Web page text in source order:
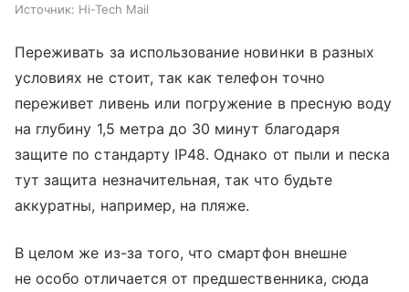
Источник: Hi-Tech Mail
Переживать за использование новинки в разных
условиях не стоит, так как телефон точно
переживет ливень или погружение в пресную воду
на глубину 1,5 метра до 30 минут благодаря
защите по стандарту IP48. Однако от пыли и песка
тут защита незначительная, так что будьте
аккуратны, например, на пляже.
В целом же из-за того, что смартфон внешне
не особо отличается от предшественника, сюда